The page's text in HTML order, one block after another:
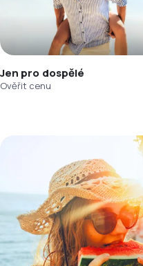
Jen pro dospělé
Ověřit cenu